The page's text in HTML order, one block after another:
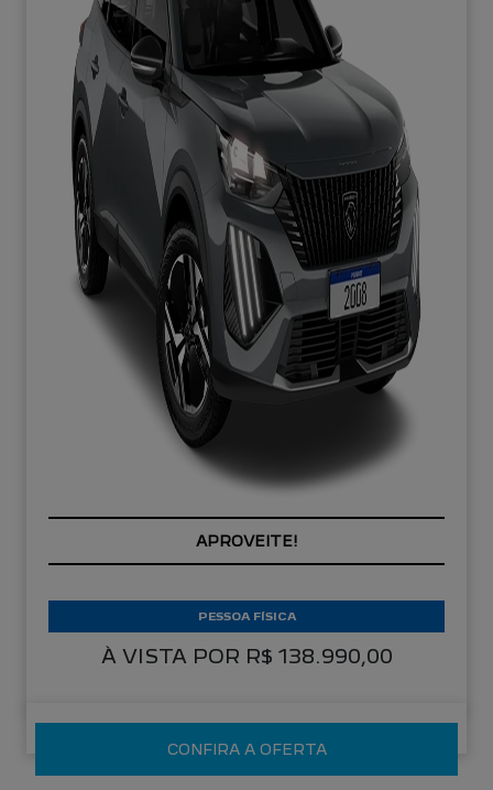
APROVEITE!
À VISTA POR R$ 138.990,00
PESSOA FÍSICA
CONFIRA A OFERTA